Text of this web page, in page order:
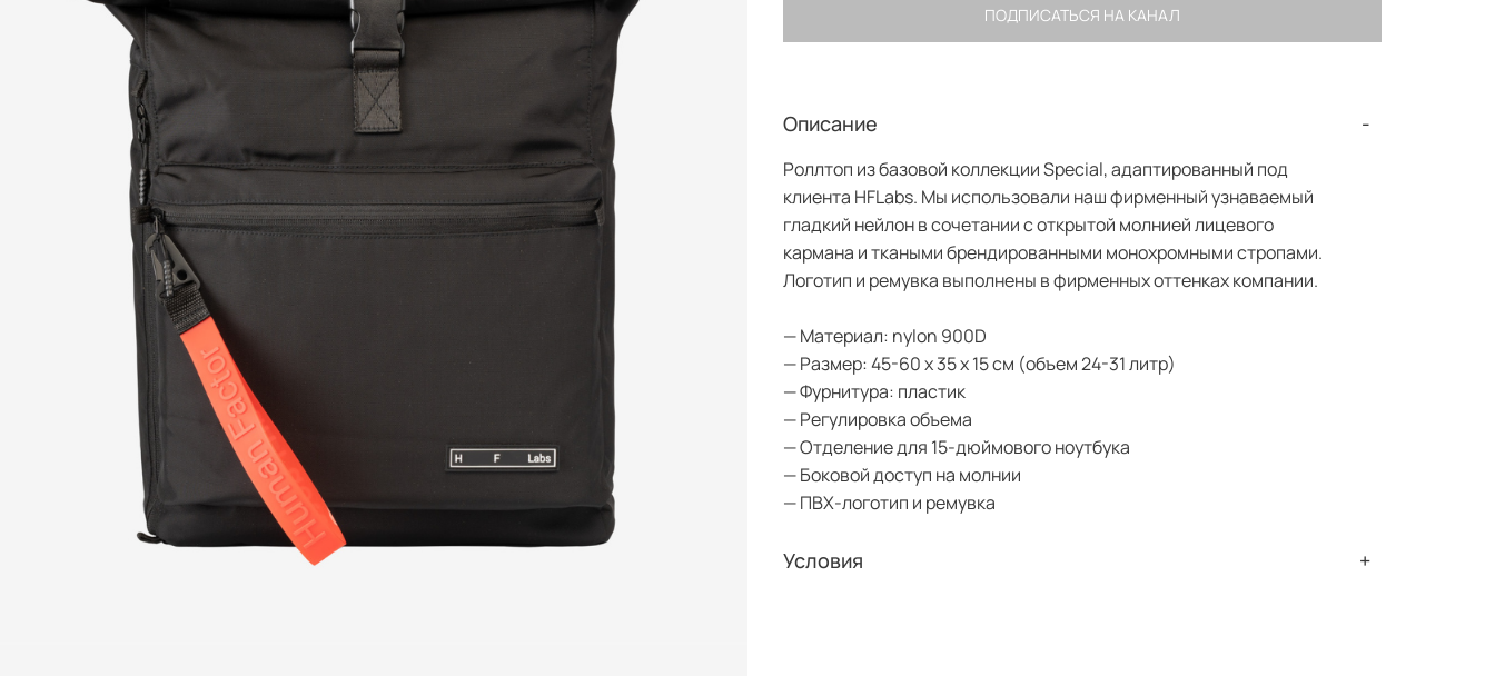
ПОДПИСАТЬСЯ НА КАНАЛ
Описание
Роллтоп из базовой коллекции Special, адаптированный под
клиента HFLabs. Мы использовали наш фирменный узнаваемый
гладкий нейлон в сочетании с открытой молнией лицевого
кармана и ткаными брендированными монохромными стропами.
Логотип и ремувка выполнены в фирменных оттенках компании.
— Материал: nylon 900D
— Размер: 45-60 x 35 x 15 см (объем 24-31 литр)
— Фурнитура: пластик
— Регулировка объема
— Отделение для 15-дюймового ноутбука
— Боковой доступ на молнии
— ПВХ-логотип и ремувка
Условия
ОСТАВИТЬ ЗАЯВКУ
НА СОТРУДНИЧЕСТВО